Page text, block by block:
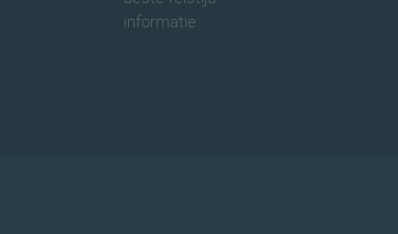
informatie